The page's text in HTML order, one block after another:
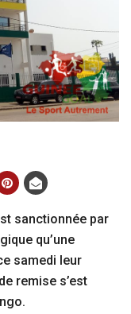
sanctionnée par
qu’une
samedi leur
remise s’est